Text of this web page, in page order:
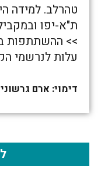
טהרלב. למידה
ת"א-יפו
>> ההשתתפות
עלות לנרשמי
דימוי: ארם גרשוני